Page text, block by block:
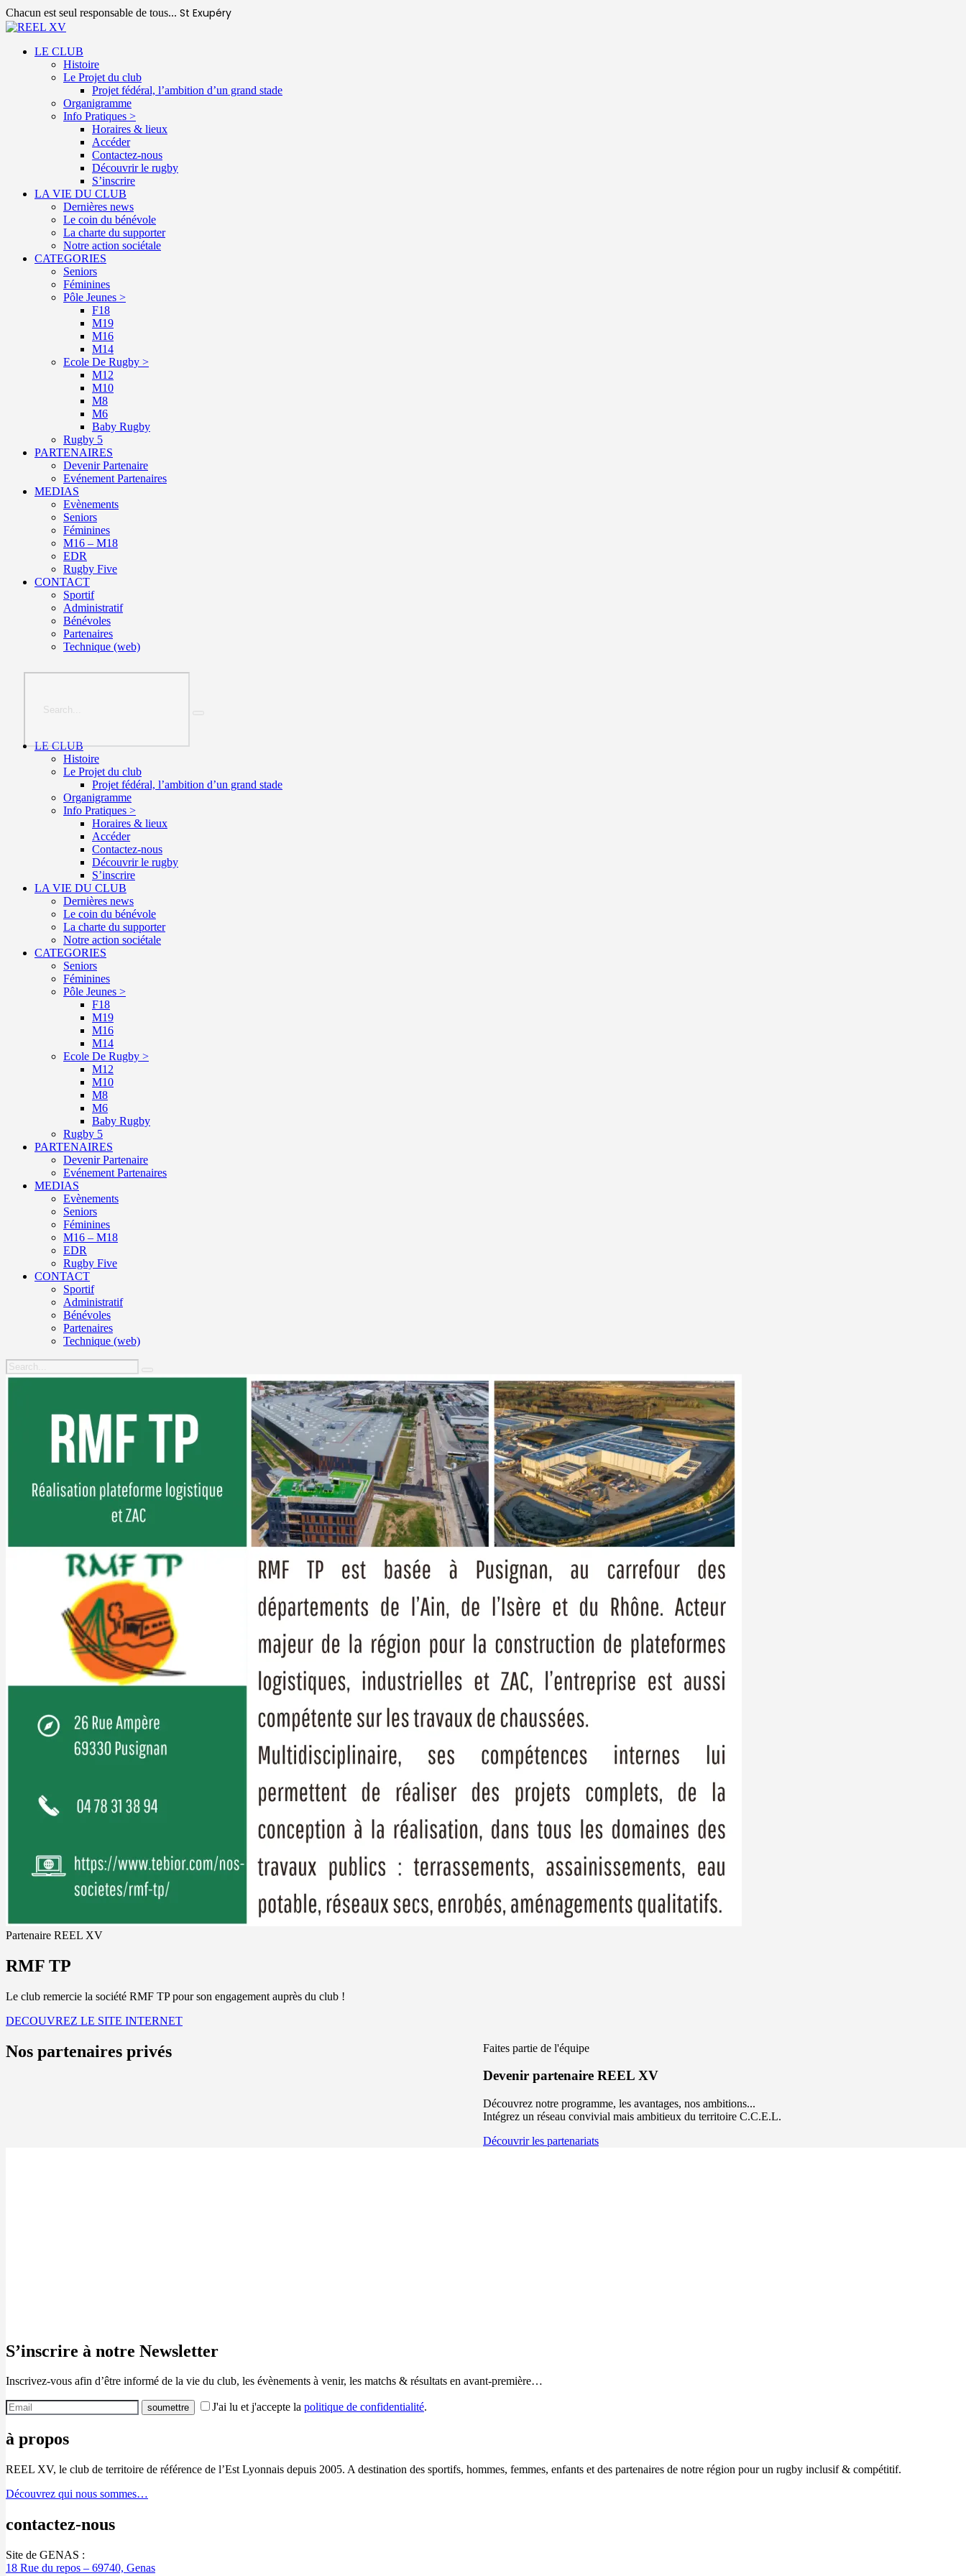
Chacun est seul responsable de tous... St Exupéry
LE CLUB
Histoire
Le Projet du club
Projet fédéral, l’ambition d’un grand stade
Organigramme
Info Pratiques >
Horaires & lieux
Accéder
Contactez-nous
Découvrir le rugby
S’inscrire
LA VIE DU CLUB
Dernières news
Le coin du bénévole
La charte du supporter
Notre action sociétale
CATEGORIES
Seniors
Féminines
Pôle Jeunes >
F18
M19
M16
M14
Ecole De Rugby >
M12
M10
M8
M6
Baby Rugby
Rugby 5
PARTENAIRES
Devenir Partenaire
Evénement Partenaires
MEDIAS
Evènements
Seniors
Féminines
M16 – M18
EDR
Rugby Five
CONTACT
Sportif
Administratif
Bénévoles
Partenaires
Technique (web)
LE CLUB
Histoire
Le Projet du club
Projet fédéral, l’ambition d’un grand stade
Organigramme
Info Pratiques >
Horaires & lieux
Accéder
Contactez-nous
Découvrir le rugby
S’inscrire
LA VIE DU CLUB
Dernières news
Le coin du bénévole
La charte du supporter
Notre action sociétale
CATEGORIES
Seniors
Féminines
Pôle Jeunes >
F18
M19
M16
M14
Ecole De Rugby >
M12
M10
M8
M6
Baby Rugby
Rugby 5
PARTENAIRES
Devenir Partenaire
Evénement Partenaires
MEDIAS
Evènements
Seniors
Féminines
M16 – M18
EDR
Rugby Five
CONTACT
Sportif
Administratif
Bénévoles
Partenaires
Technique (web)
Partenaire REEL XV
RMF TP
Le club remercie la société RMF TP pour son engagement auprès du club !
DECOUVREZ LE SITE INTERNET
Faites partie de l'équipe
Devenir partenaire REEL XV
Découvrez notre programme, les avantages, nos ambitions...
Intégrez un réseau convivial mais ambitieux du territoire C.C.E.L.
Découvrir les partenariats
Nos partenaires privés
S’inscrire à notre Newsletter
Inscrivez-vous afin d’être informé de la vie du club, les évènements à venir, les matchs & résultats en avant-première…
J'ai lu et j'accepte la politique de confidentialité.
à propos
REEL XV, le club de territoire de référence de l’Est Lyonnais depuis 2005. A destination des sportifs, hommes, femmes, enfants et des partenaires de notre région pour un rugby inclusif & compétitif.
Découvrez qui nous sommes…
contactez-nous
Site de GENAS :
18 Rue du repos – 69740, Genas